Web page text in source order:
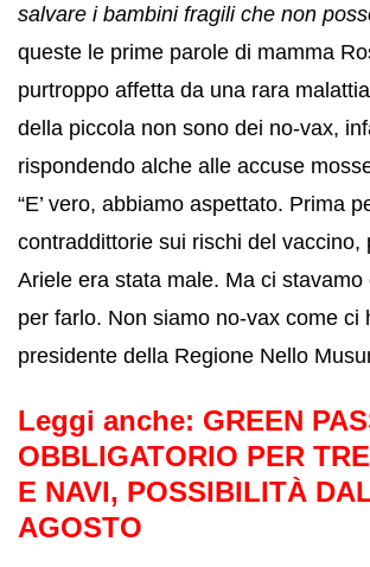
salvare i bambini fragili che non
queste le prime parole di mamma
purtroppo affetta da una rara
della piccola non sono dei no-vax,
rispondendo alche alle accuse
“E’ vero, abbiamo aspettato. Prima
contraddittorie sui rischi del vaccino,
Ariele era stata male. Ma ci
per farlo. Non siamo no-vax come ci
presidente della Regione Nello
Leggi anche: GREEN
OBBLIGATORIO PER
E NAVI, POSSIBILITÀ
AGOSTO